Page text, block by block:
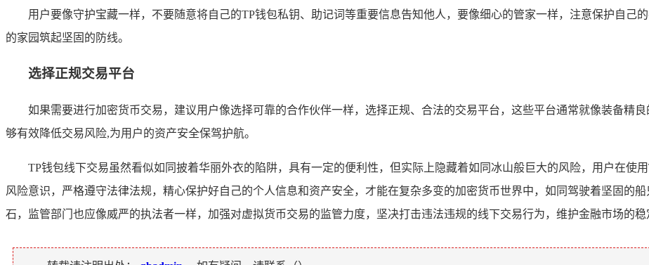
用户要像守护宝藏一样，不要随意将自己的TP钱包私钥、助记词等重要信息告知他人，要像细心的管家一样，注意保护自己
的家园筑起坚固的防线。
选择正规交易平台
如果需要进行加密货币交易，建议用户像选择可靠的合作伙伴一样，选择正规、合法的交易平台，这些平台通常就像装备精
够有效降低交易风险,为用户的资产安全保驾护航。
TP钱包线下交易虽然看似如同披着华丽外衣的陷阱，具有一定的便利性，但实际上隐藏着如同冰山般巨大的风险，用户在使
风险意识，严格遵守法律法规，精心保护好自己的个人信息和资产安全，才能在复杂多变的加密货币世界中，如同驾驶着坚固的
石，监管部门也应像威严的执法者一样，加强对虚拟货币交易的监管力度，坚决打击违法违规的线下交易行为，维护金融市场的